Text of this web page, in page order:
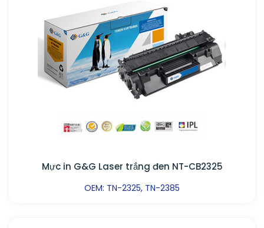
Mực in G&G Laser trắng đen NT-CB2325
OEM: TN-2325, TN-2385